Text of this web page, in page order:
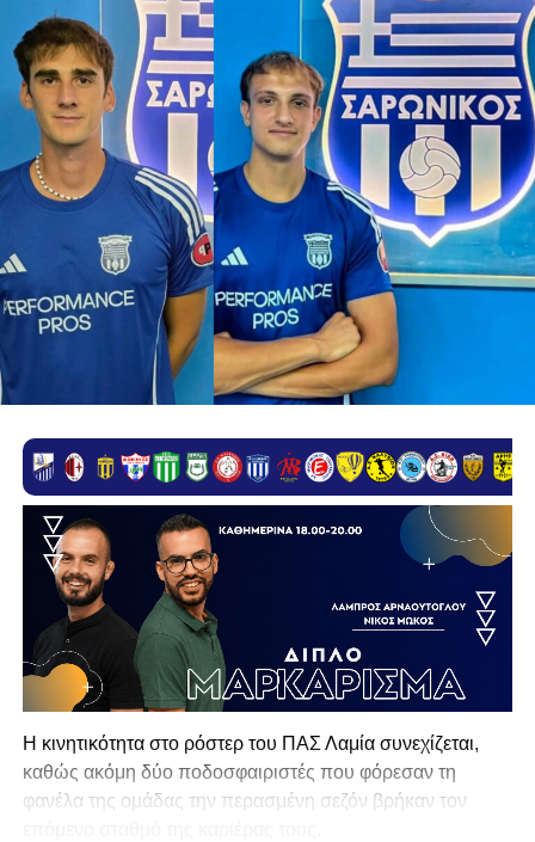
Η κινητικότητα στο ρόστερ του ΠΑΣ Λαμία συνεχίζεται,
καθώς ακόμη δύο ποδοσφαιριστές που φόρεσαν τη
φανέλα της ομάδας την περασμένη σεζόν βρήκαν τον